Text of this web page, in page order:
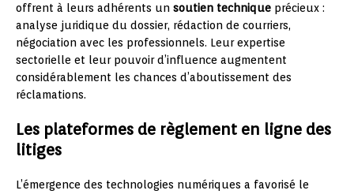
offrent à leurs adhérents un soutien technique précieux :
analyse juridique du dossier, rédaction de courriers,
négociation avec les professionnels. Leur expertise
sectorielle et leur pouvoir d’influence augmentent
considérablement les chances d’aboutissement des
réclamations.
Les plateformes de règlement en ligne des
litiges
L’émergence des technologies numériques a favorisé le